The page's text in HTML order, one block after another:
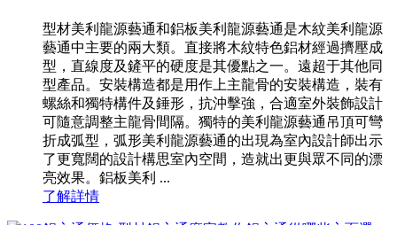
型材美利龍源藝通和鋁板美利龍源藝通是木紋美利龍源
藝通中主要的兩大類。直接將木紋特色鋁材經過擠壓成
型，直線度及鏟平的硬度是其優點之一。遠超于其他同
型產品。安裝構造都是用作上主龍骨的安裝構造，裝有
螺絲和獨特構件及錘形，抗沖擊強，合適室外裝飾設計
可隨意調整主龍骨間隔。獨特的美利龍源藝通吊頂可彎
折成弧型，弧形美利龍源藝通的出現為室內設計師出示
了更寬闊的設計構思室內空間，造就出更與眾不同的漂
亮效果。鋁板美利 ...
了解詳情